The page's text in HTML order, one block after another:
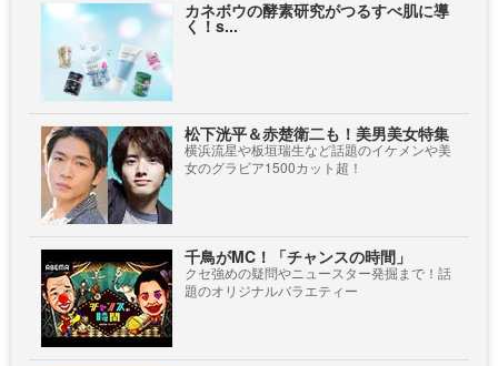
カネボウの酵素研究がつるすべ肌に導
く！s...
松下洸平＆赤楚衛二も！美男美女特集
横浜流星や板垣瑞生など話題のイケメンや美
女のグラビア1500カット超！
千鳥がMC！「チャンスの時間」
クセ強めの疑問やニュースター発掘まで！話
題のオリジナルバラエティー